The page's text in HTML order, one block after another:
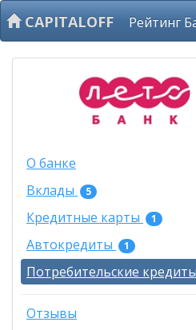
CAPITALOFF Рейтинг
О банке
Вклады
5
Кредитные карты 1
Автокредиты 1
Потребительские кредиты
Отзывы